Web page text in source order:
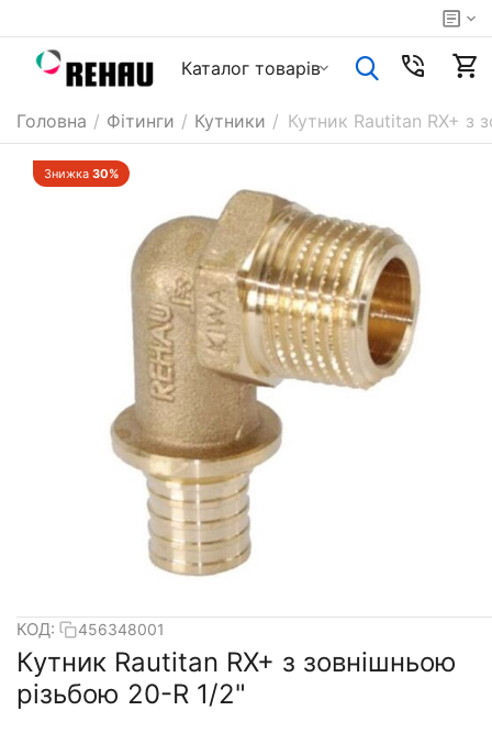
Каталог товарiв
Головна / Фітинги / Кутники / Кутник Rautitan RX+ з
Знижка 30%
КОД: 456348001
Кутник Rautitan RX+ з зовнішньою
різьбою 20-R 1/2"